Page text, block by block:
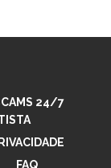
24/7
FAQ